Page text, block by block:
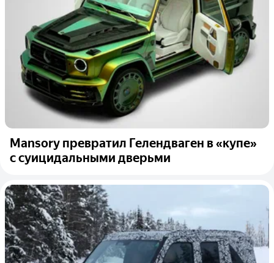
Mansory превратил Гелендваген в «купе»
с суицидальными дверьми